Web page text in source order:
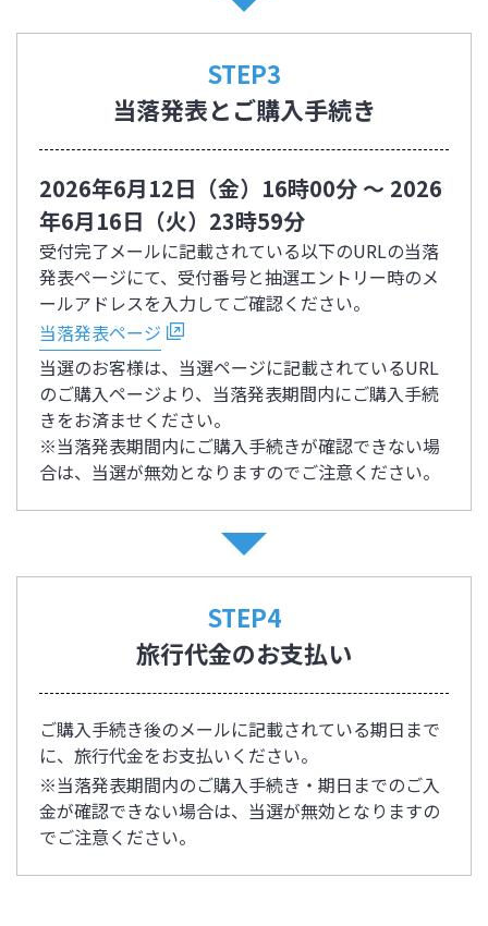
STEP3
当落発表とご購入手続き
2026年6月12日（金）16時00分 ～ 2026
年6月16日（火）23時59分
受付完了メールに記載されている以下のURLの当落
発表ページにて、受付番号と抽選エントリー時のメ
ールアドレスを入力してご確認ください。
当落発表ページ
当選のお客様は、当選ページに記載されているURL
のご購入ページより、当落発表期間内にご購入手続
きをお済ませください。
※当落発表期間内にご購入手続きが確認できない場
合は、当選が無効となりますのでご注意ください。
STEP4
旅行代金のお支払い
ご購入手続き後のメールに記載されている期日まで
に、旅行代金をお支払いください。
※当落発表期間内のご購入手続き・期日までのご入
金が確認できない場合は、当選が無効となりますの
でご注意ください。